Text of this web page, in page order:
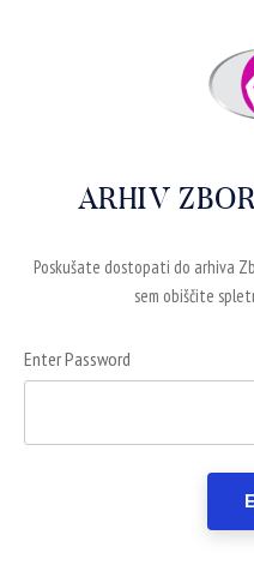
ARHIV
Poskušate dostopati do arhiva
sem obiščite
Enter Password